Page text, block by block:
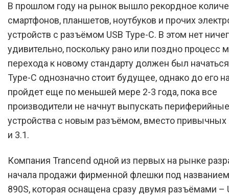
Обзор бюджетной
Transcend JetFlash 890S с
разъемами USB Type-C и
3.1
В прошлом году на рынок вышло рекордное
смартфонов, планшетов, ноутбуков и прочих
устройств с разъёмом USB Type-C. В этом нет
удивительно, поскольку рано или поздно процесс
перехода к новому стандарту должен был
Type-C однозначно стоит будущее, однако до его
пройдет еще по меньшей мере 2-3 года, пока все
производители не начнут выпускать периферийные
устройства с новым разъёмом, вместо привычных
и 3.1.
Компания Trancend одной из первых на рынке
начала продажи фирменной флешки под
890S, которая оснащена сразу двумя разъёмами –